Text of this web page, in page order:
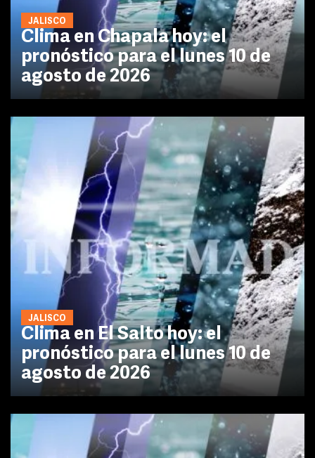
JALISCO
Clima en Chapala hoy: el
pronóstico para el lunes 10 de
agosto de 2026
JALISCO
Clima en El Salto hoy: el
pronóstico para el lunes 10 de
agosto de 2026